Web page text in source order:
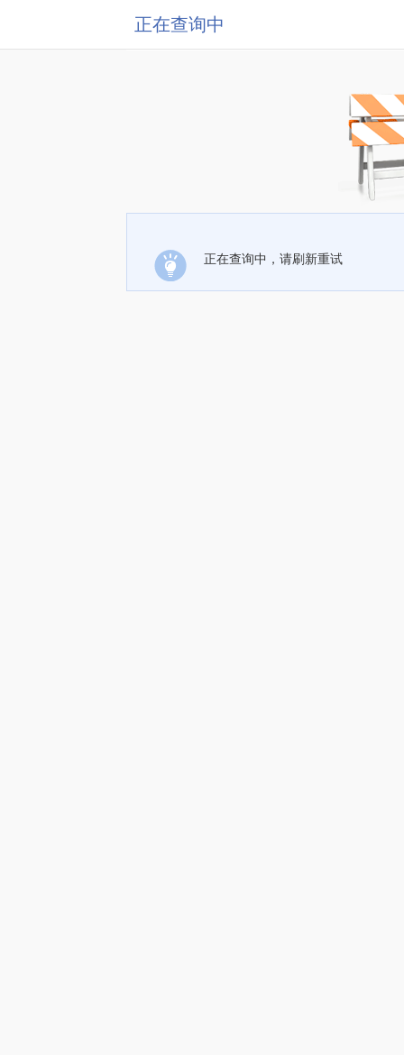
正在查询中
正在查询中，请刷新重试